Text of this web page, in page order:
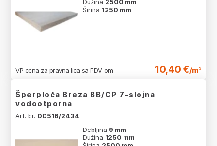
Dužina 2500 mm
Širina 1250 mm
VP cena za pravna lica sa PDV-om 10,40 €/m²
Šperploča Breza BB/CP 7-slojna
vodootporna
Art. br. 00516/2434
Debljina 9 mm
Dužina 1250 mm